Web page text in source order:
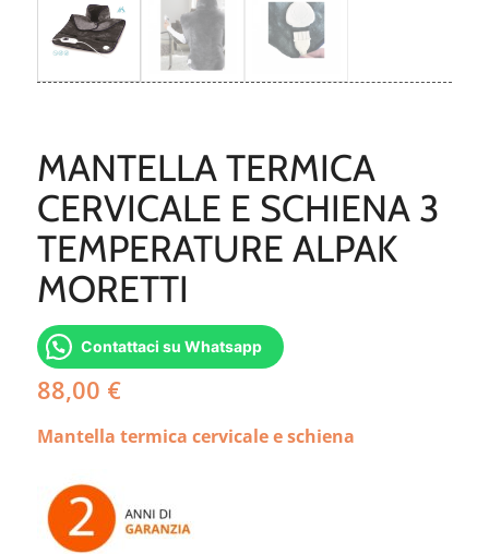
MANTELLA TERMICA
CERVICALE E SCHIENA 3
TEMPERATURE ALPAK
MORETTI
Contattaci su Whatsapp
88,00 €
Mantella termica cervicale e schiena